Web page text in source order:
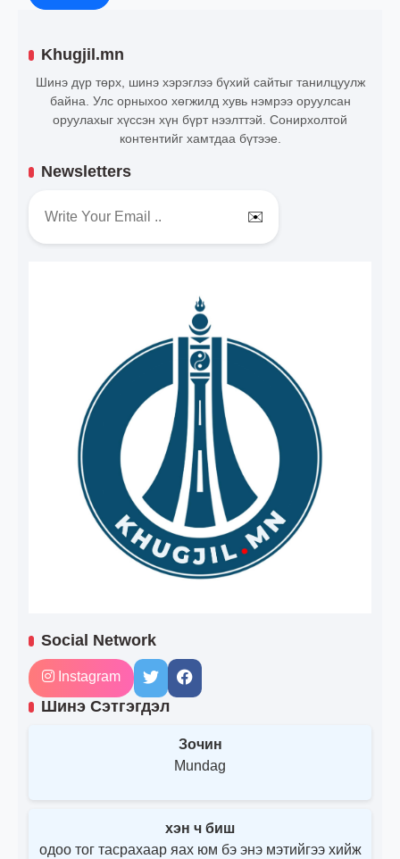
Khugjil.mn
Шинэ дүр төрх, шинэ хэрэглээ бүхий сайтыг танилцуулж
байна. Улс орныхоо хөгжилд хувь нэмрээ оруулсан
оруулахыг хүссэн хүн бүрт нээлттэй. Сонирхолтой
контентийг хамтдаа бүтээе.
Newsletters
✉️
Social Network
Instagram
Шинэ Сэтгэгдэл
Зочин
Mundag
хэн ч биш
одоо тог тасрахаар яах юм бэ энэ мэтийгээ хийж